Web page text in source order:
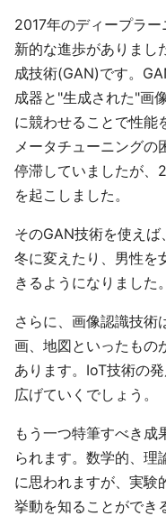
2017年のディープラ
新的な進歩がありまし
成技術(GAN)です。
成器と"生成された"画
に競わせることで性能
メータチューニングの
停滞していましたが、
を起こしました。
そのGAN技術を使え
冬に変えたり、男性を
きるようになりました。
さらに、画像認識技術
画、地図といったもの
あります。IoT技術の
広げていくでしょう。
もう一つ特筆すべき成
られます。数学的、理
に思われますが、実験
挙動を知ることができ